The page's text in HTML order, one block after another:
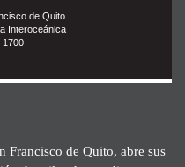
de Quito
Interoceánica
1700
Francisco de Quito, abre sus